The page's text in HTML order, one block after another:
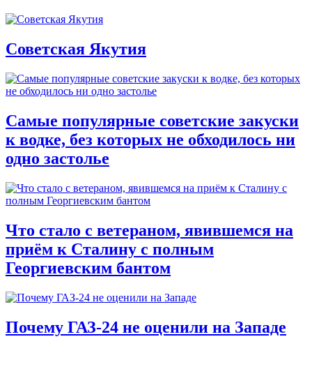
Советская Якутия
Самые популярные советские закуски
к водке, без которых не обходилось ни
одно застолье
Что стало с ветераном, явившемся на
приём к Сталину с полным
Георгиевским бантом
Почему ГАЗ‑24 не оценили на Западе